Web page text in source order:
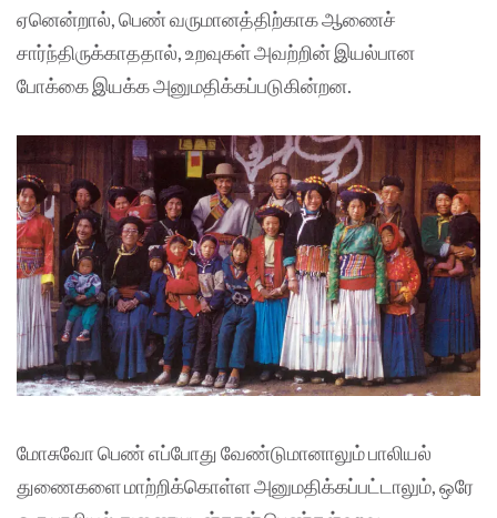
ஏனென்றால், பெண் வருமானத்திற்காக ஆணைச்
சார்ந்திருக்காததால், உறவுகள் அவற்றின் இயல்பான
போக்கை இயக்க அனுமதிக்கப்படுகின்றன.
மோசுவோ பெண் எப்போது வேண்டுமானாலும் பாலியல்
துணைகளை மாற்றிக்கொள்ள அனுமதிக்கப்பட்டாலும், ஒரே